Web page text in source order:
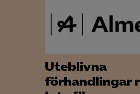
Uteblivna
förhandlingar